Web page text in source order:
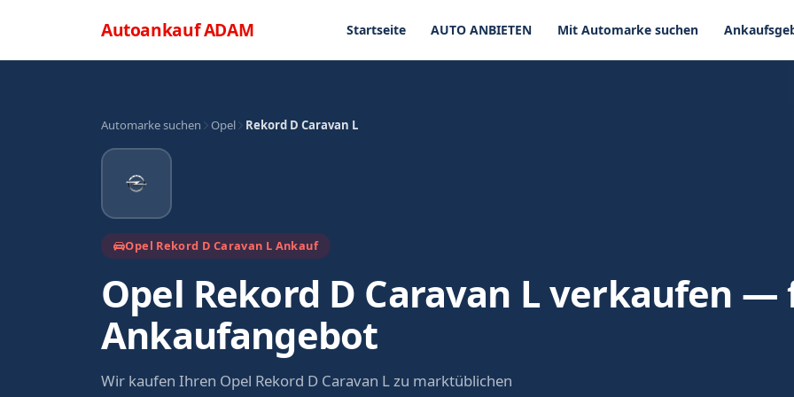
AutoankaufADAM Menü
Startseite AUTO ANBIETEN Mit Automarke suchen
Automarke suchen Opel Rekord D Caravan L
Opel Rekord D Caravan L Ankauf
Opel Rekord D Caravan L verkaufen —
Ankaufangebot
Wir kaufen Ihren Opel Rekord D Caravan L zu marktüblichen